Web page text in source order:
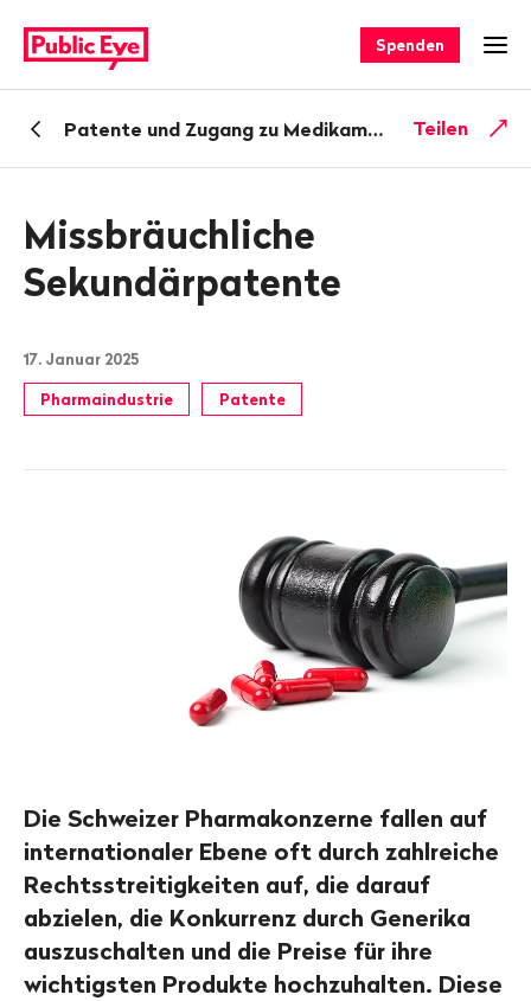
auf
publiceye.ch
Spenden
ZurückPatente und Zugang zu Medikamenten Teilen
Missbräuchliche
Sekundärpatente
17. Januar 2025
Pharmaindustrie Patente
Die Schweizer Pharmakonzerne fallen auf
internationaler Ebene oft durch zahlreiche
Rechtsstreitigkeiten auf, die darauf
abzielen, die Konkurrenz durch Generika
auszuschalten und die Preise für ihre
wichtigsten Produkte hochzuhalten. Diese